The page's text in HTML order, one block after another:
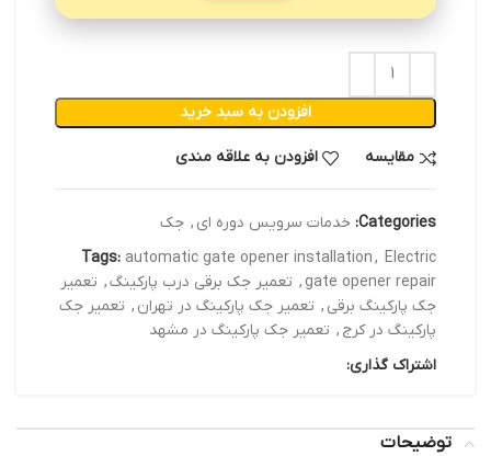
افزودن به سبد خرید
مقایسه افزودن به علاقه مندی
Categories: خدمات سرویس دوره ای , جک
Tags: automatic gate opener installation, Electric
gate opener repair
, تعمیر جک برقی درب پارکینگ, تعمیر
جک پارکینگ برقی , تعمیر جک پارکینگ در تهران , تعمیر جک
پارکینگ در کرج , تعمیر جک پارکینگ در مشهد
اشتراک گذاری:
توضیحات